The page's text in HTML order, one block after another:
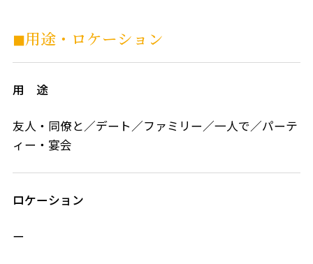
◼︎用途・ロケーション
用 途
友人・同僚と／デート／ファミリー／一人で／パーテ
ィー・宴会
ロケーション
ー